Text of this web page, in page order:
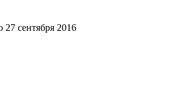
27 сентября 2016